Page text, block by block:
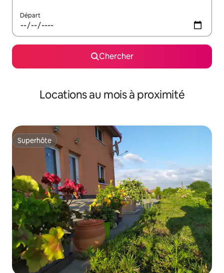
Départ
Chercher
Locations au mois à proximité
Superhôte
Superhôte